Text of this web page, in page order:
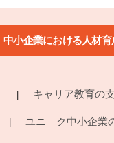
中小企業における人材育
キャリア教育の
ユニ―ク中小企業